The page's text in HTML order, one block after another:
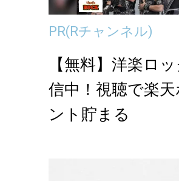
PR(Rチャンネル)
【無料】洋楽ロ
信中！視聴で楽天
ント貯まる